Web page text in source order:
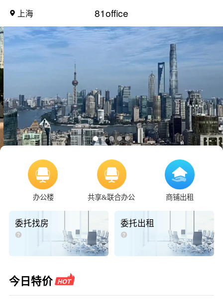
上海 81office
办公楼 共享&联合办公 商铺出租
委托找房 委托出租
今日特价